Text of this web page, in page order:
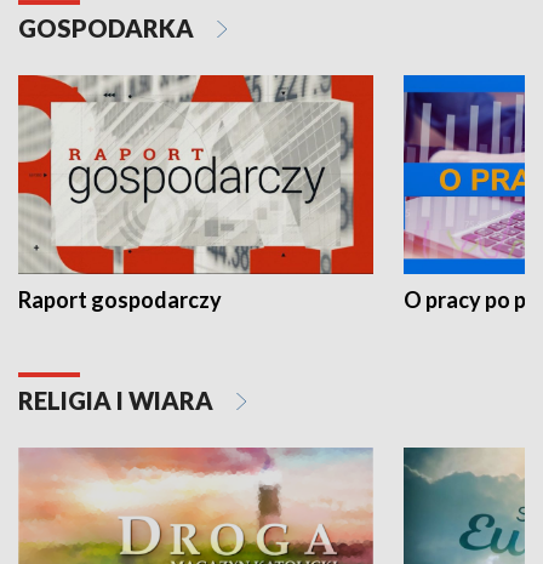
GOSPODARKA
Raport gospodarczy O pracy po
RELIGIA I WIARA